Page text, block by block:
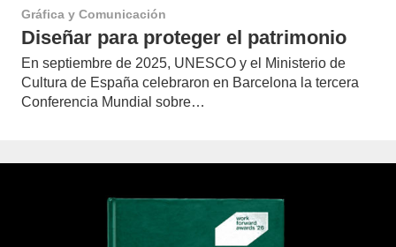
Gráfica y Comunicación
Diseñar para proteger el patrimonio
En septiembre de 2025, UNESCO y el Ministerio de
Cultura de España celebraron en Barcelona la tercera
Conferencia Mundial sobre…